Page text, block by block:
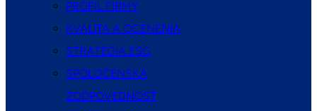
PROFIL FIRMY
KVALITA A OCENENIA
STRATÉGIA ESG
SPOLOČENSKÁ
ZODPOVEDNOSŤ